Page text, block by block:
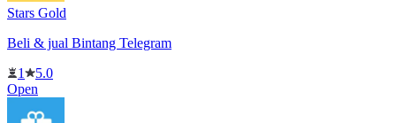
Stars Gold
Beli & jual Bintang Telegram
1
5.0
Open